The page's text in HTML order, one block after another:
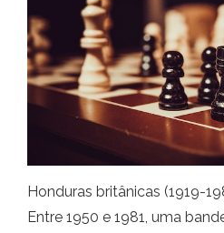
Honduras britânicas (1919-
Entre 1950 e 1981, uma